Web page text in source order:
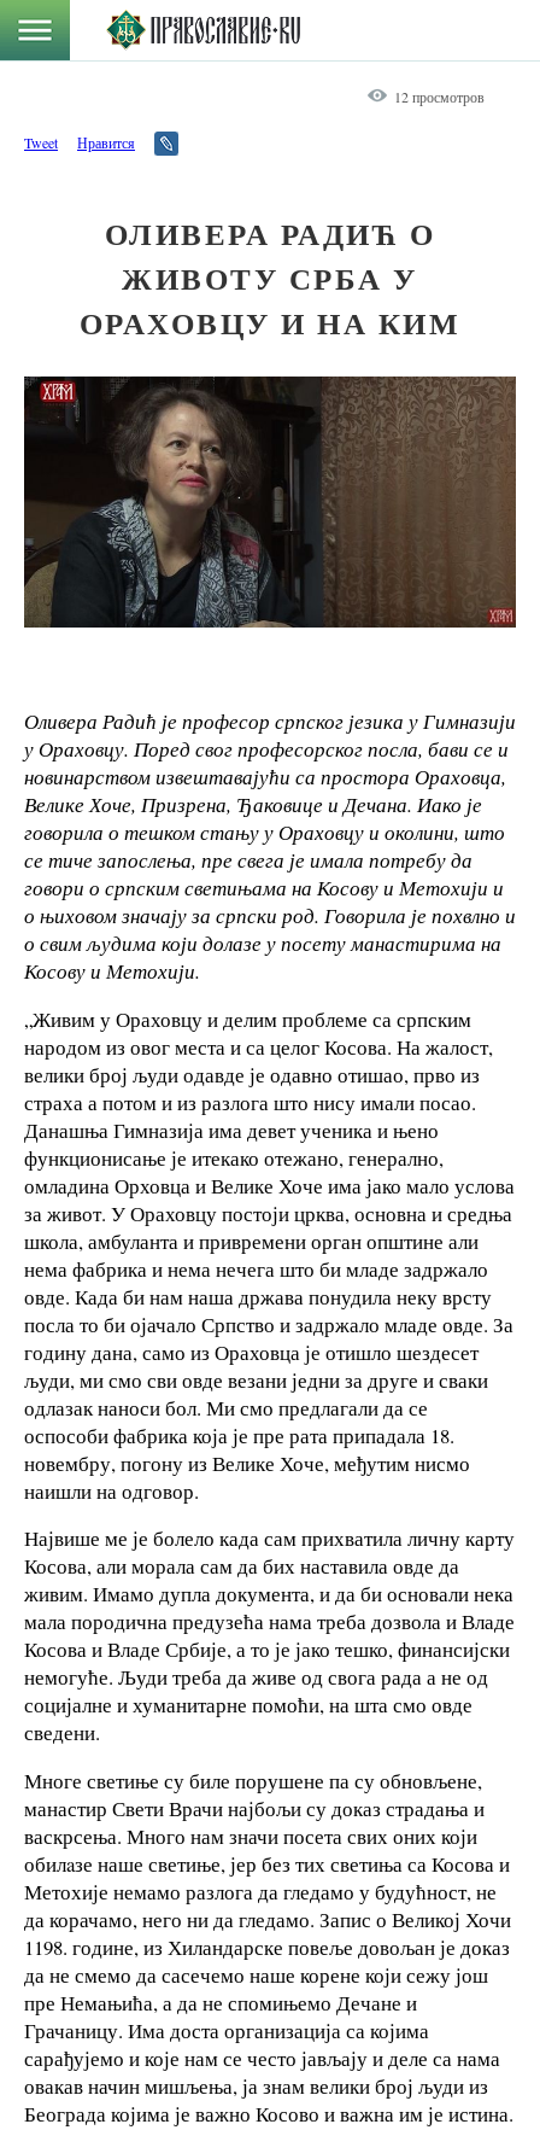
12 просмотров
Tweet Нравится
ОЛИВЕРА РАДИЋ О
ЖИВОТУ СРБА У
ОРАХОВЦУ И НА КИМ
Оливера Радић је професор српског језика у Гимназији
у Ораховцу. Поред свог професорског посла, бави се и
новинарством извештавајући са простора Ораховца,
Велике Хоче, Призрена, Ђаковице и Дечана. Иако је
говорила о тешком стању у Ораховцу и околини, што
се тиче запослења, пре свега је имала потребу да
говори о српским светињама на Косову и Метохији и
о њиховом значају за српски род. Говорила је похвлно и
о свим људима који долазе у посету манастирима на
Косову и Метохији.
„Живим у Ораховцу и делим проблеме са српским
народом из овог места и са целог Косова. На жалост,
велики број људи одавде је одавно отишао, прво из
страха а потом и из разлога што нису имали посао.
Данашња Гимназија има девет ученика и њено
функционисање је итекако отежано, генерално,
омладина Орховца и Велике Хоче има јако мало услова
за живот. У Ораховцу постоји црква, основна и средња
школа, амбуланта и привремени орган општине али
нема фабрика и нема нечега што би младе задржало
овде. Када би нам наша држава понудила неку врсту
посла то би ојачало Српство и задржало младе овде. За
годину дана, само из Ораховца је отишло шездесет
људи, ми смо сви овде везани једни за друге и сваки
одлазак наноси бол. Ми смо предлагали да се
оспособи фабрика која је пре рата припадала 18.
новембру, погону из Велике Хоче, међутим нисмо
наишли на одговор.
Највише ме је болело када сам прихватила личну карту
Косова, али морала сам да бих наставила овде да
живим. Имамо дупла документа, и да би основали нека
мала породична предузећа нама треба дозвола и Владе
Косова и Владе Србије, а то је јако тешко, финансијски
немогуће. Људи треба да живе од свога рада а не од
социјалне и хуманитарне помоћи, на шта смо овде
сведени.
Многе светиње су биле порушене па су обновљене,
манастир Свети Врачи најбољи су доказ страдања и
васкрсења. Много нам значи посета свих оних који
обилaзе наше светиње, јер без тих светиња са Косова и
Метохије немамо разлога да гледамо у будућност, не
да корачамо, него ни да гледамо. Запис о Великој Хочи
1198. године, из Хиландарске повеље довољан је доказ
да не смемо да сасечемо наше корене који сежу још
пре Немањића, а да не спомињемо Дечане и
Грачаницу. Има доста организација са којима
сарађујемо и које нам се често јављају и деле са нама
овакав начин мишљења, ја знам велики број људи из
Београда којима је важно Косово и важна им је истина.